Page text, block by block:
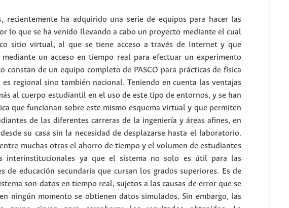
recientemente ha adquirido una serie de equipos para hacer las
lo que se ha venido llevando a cabo un proyecto mediante el cual
sitio virtual, al que se tiene acceso a través de Internet y que
un acceso en tiempo real para efectuar un experimento
de un equipo completo de PASCO para prácticas de física
regional sino también nacional. Teniendo en cuenta las ventajas
al cuerpo estudiantil en el uso de este tipo de entornos, y se han
que funcionan sobre este mismo esquema virtual y que permiten
de las diferentes carreras de la ingeniería y áreas afines, en
su casa sin la necesidad de desplazarse hasta el laboratorio.
muchas otras el ahorro de tiempo y el volumen de estudiantes
interinstitucionales ya que el sistema no solo es útil para las
educación secundaria que cursan los grados superiores. Es de
son datos en tiempo real, sujetos a las causas de error que se
ningún momento se obtienen datos simulados. Sin embargo, las